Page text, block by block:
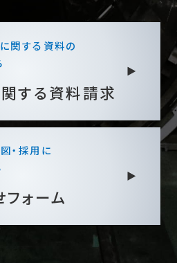
関する資料の
する資料請求
・採用に
ォーム